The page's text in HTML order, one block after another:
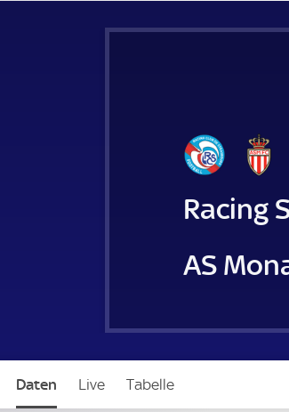
Racing
AS
Daten Live Tabelle